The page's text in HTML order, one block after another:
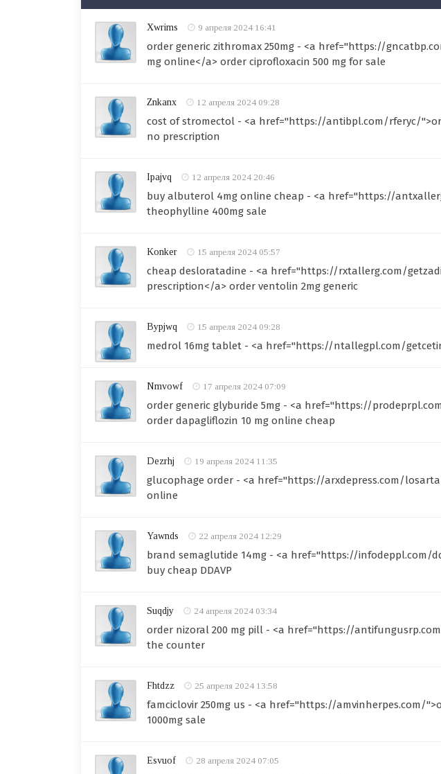
Xwrims 9 апреля 2024 16:41
order generic zithromax 250mg - <a href="https://
mg online</a> order ciprofloxacin 500 mg for sale
Znkanx 12 апреля 2024 09:28
cost of stromectol - <a href="https://antibpl.com/rferyc/
no prescription
Ipajvq 12 апреля 2024 20:46
buy albuterol 4mg online cheap - <a href="https://
theophylline 400mg sale
Konker 15 апреля 2024 05:57
cheap desloratadine - <a href="https://rxtallerg.com/
prescription</a> order ventolin 2mg generic
Bypjwq 15 апреля 2024 09:28
medrol 16mg tablet - <a href="https://ntallegpl.com/
Nmvowf 17 апреля 2024 07:09
order generic glyburide 5mg - <a href="https://
order dapagliflozin 10 mg online cheap
Dezrhj 19 апреля 2024 11:35
glucophage order - <a href="https://arxdepress.com/
online
Yawnds 22 апреля 2024 12:29
brand semaglutide 14mg - <a href="https://infodeppl.com/
buy cheap DDAVP
Suqdjy 24 апреля 2024 03:34
order nizoral 200 mg pill - <a href="https://
the counter
Fhtdzz 25 апреля 2024 13:58
famciclovir 250mg us - <a href="https://amvinherpes.com/
1000mg sale
Esvuof 28 апреля 2024 07:05